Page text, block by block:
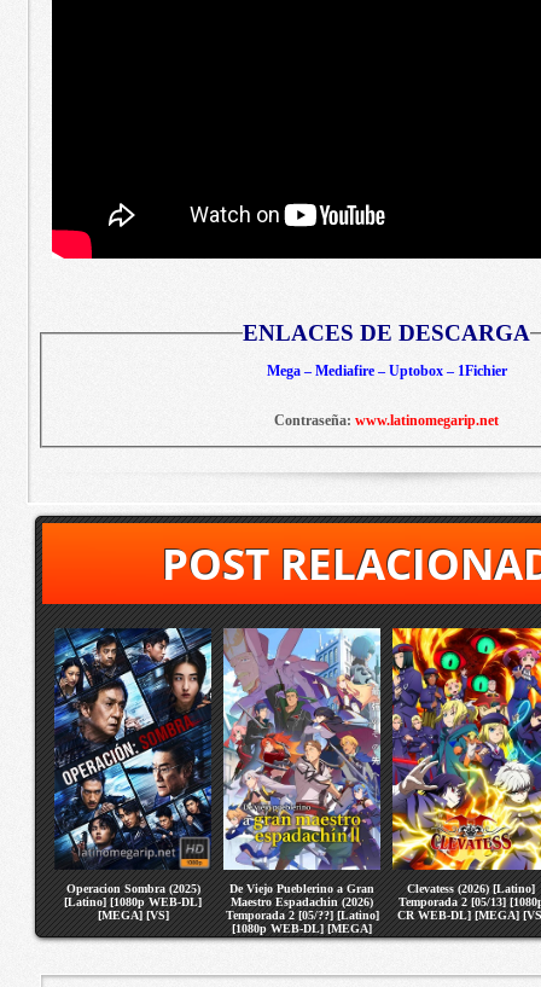
ENLACES DE DESCARGA
Mega – Mediafire – Uptobox – 1Fichier
Contraseña: www.latinomegarip.net
POST
Operacion Sombra (2025)
[Latino] [1080p WEB-DL]
[MEGA] [VS]
De Viejo Pueblerino a Gran
Maestro Espadachin (2026)
Temporada 2 [05/??] [Latino]
[1080p WEB-DL] [MEGA]
[VS]
Clevatess (2026) [Latino]
Temporada 2 [05/13]
CR WEB-DL] [MEGA]